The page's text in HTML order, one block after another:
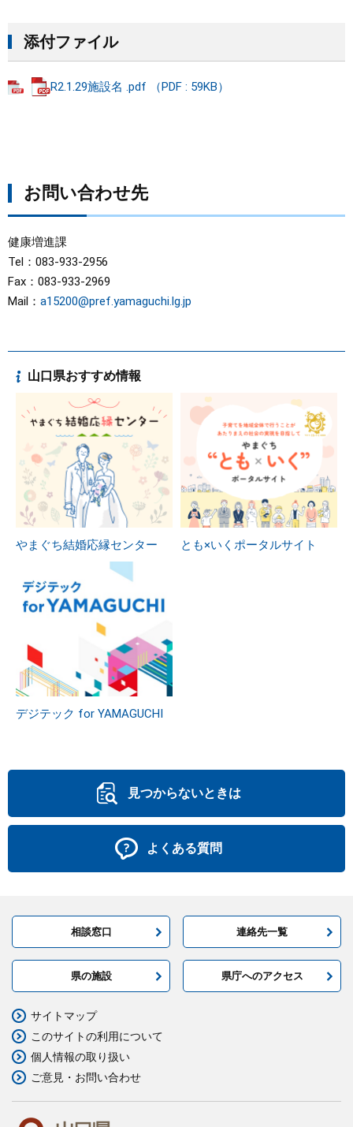
添付ファイル
R2.1.29施設名 .pdf （PDF : 59KB）
お問い合わせ先
健康増進課
Tel：083-933-2956
Fax：083-933-2969
Mail： a15200@pref.yamaguchi.lg.jp
山口県おすすめ情報
やまぐち結婚応縁センター とも×いくポータルサイト
デジテック for YAMAGUCHI
見つからないときは
よくある質問
相談窓口 連絡先一覧
県の施設 県庁へのアクセス
サイトマップ
このサイトの利用について
個人情報の取り扱い
ご意見・お問い合わせ